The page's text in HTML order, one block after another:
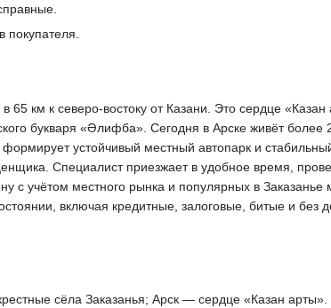
км к северо-востоку от Казани. Это сердце
букваря «Әлифба». Сегодня в Арске живёт
устойчивый местный автопарк и
Специалист приезжает в удобное время,
с учётом местного рынка и популярных в
включая кредитные, залоговые, битые и без
сёла Заказанья; Арск — сердце «Казан арты».